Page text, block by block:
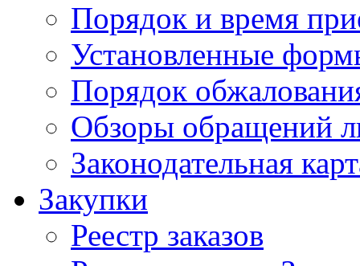
Порядок и время
Установленные
Порядок
Обзоры обращений
Законодательная
Закупки
Реестр заказов